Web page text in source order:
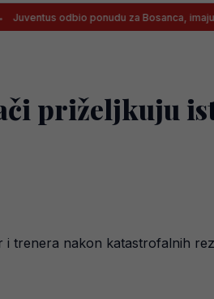
ponudu za Bosanca, imaju jasan plan!
priželjkuju
i trenera nakon katastrofalnih